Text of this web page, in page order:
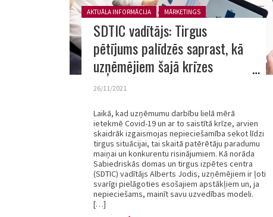
Posted in:
AKTUĀLA INFORMĀCIJA MĀRKETINGS
SDTIC vadītājs: Tirgus
pētījums palīdzēs saprast, kā
uzņēmējiem šajā krīzes
laikmetā mainīt savu uzvedības
26/11/2021
Laikā, kad uzņēmumu darbību lielā mērā
ietekmē Covid-19 un ar to saistītā krīze, arvien
skaidrāk izgaismojas nepieciešamība sekot līdzi
tirgus situācijai, tai skaitā patērētāju paradumu
maiņai un konkurentu risinājumiem. Kā norāda
Sabiedriskās domas un tirgus izpētes centra
(SDTIC) vadītājs Alberts Jodis, uzņēmējiem ir ļoti
svarīgi pielāgoties esošajiem apstākļiem un, ja
nepieciešams, mainīt savu uzvedības modeli.
[…]